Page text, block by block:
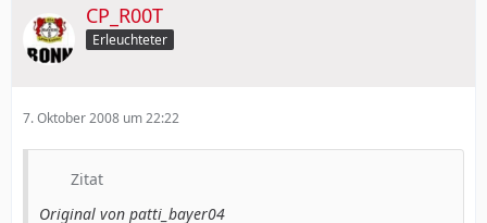
CP_R00T
Erleuchteter
7. Oktober 2008 um 22:22
Zitat
Original von patti_bayer04